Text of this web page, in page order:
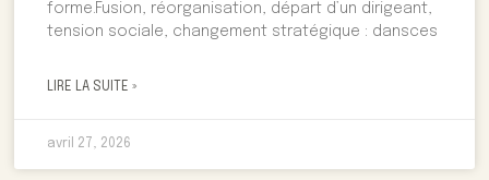
forme.Fusion, réorganisation, départ d’un dirigeant,
tension sociale, changement stratégique : dansces
LIRE LA SUITE »
avril 27, 2026